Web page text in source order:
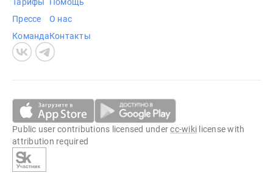
Прессе
Команда
О нас
Контакты
Public user contributions licensed undercc-wiki license with
attribution required